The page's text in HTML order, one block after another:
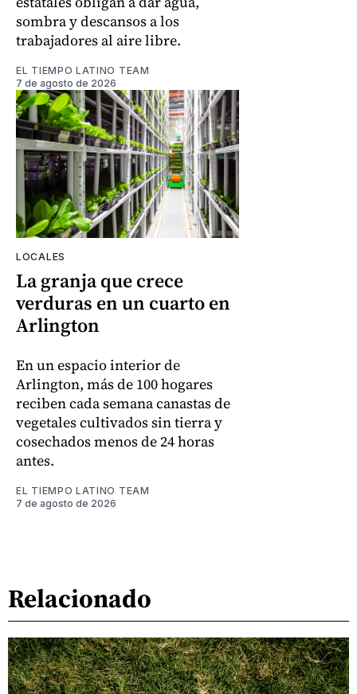
sombra y descansos a los
trabajadores al aire libre.
EL TIEMPO LATINO TEAM
7 de agosto de 2026
LOCALES
La granja que crece
verduras en un cuarto en
Arlington
En un espacio interior de
Arlington, más de 100 hogares
reciben cada semana canastas de
vegetales cultivados sin tierra y
cosechados menos de 24 horas
antes.
EL TIEMPO LATINO TEAM
7 de agosto de 2026
Relacionado